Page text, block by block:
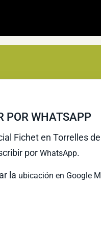
POR WHATSAPP
Fichet en Torrelles
por WhatsApp.
la ubicación en Google